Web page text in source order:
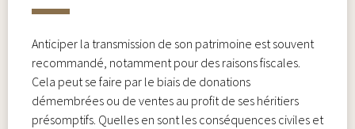
Anticiper la transmission de son patrimoine est souvent
recommandé, notamment pour des raisons fiscales.
Cela peut se faire par le biais de donations
démembrées ou de ventes au profit de ses héritiers
présomptifs. Quelles en sont les conséquences civiles et